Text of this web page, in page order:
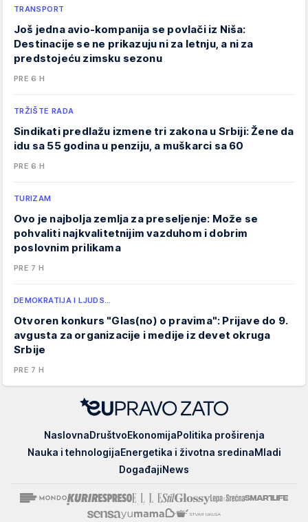
TRANSPORT
Još jedna avio-kompanija se povlači iz Niša:
Destinacije se ne prikazuju ni za letnju, a ni za
predstojeću zimsku sezonu
PRE 6 H
TRŽIŠTE RADA
Sindikati predlažu izmene tri zakona u Srbiji: Žene da
idu sa 55 godina u penziju, a muškarci sa 60
PRE 6 H
TURIZAM
Ovo je najbolja zemlja za preseljenje: Može se
pohvaliti najkvalitetnijim vazduhom i dobrim
poslovnim prilikama
PRE 7 H
DEMOKRATIJA I LJUDS…
Otvoren konkurs "Glas(no) o pravima": Prijave do 9.
avgusta za organizacije i medije iz devet okruga
Srbije
PRE 7 H
EUpravo
zato
NaslovnaDruštvoEkonomijaPolitika proširenja
Nauka i tehnologijaEnergetika i životna sredinaMladi
DogađajiNews